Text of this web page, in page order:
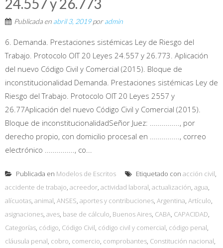
24.557 y 26.773
Publicada en abril 3, 2019poradmin
6. Demanda. Prestaciones sistémicas Ley de Riesgo del
Trabajo. Protocolo OIT 20 Leyes 24.557 y 26.773. Aplicación
del nuevo Código Civil y Comercial (2015). Bloque de
inconstitucionalidad Demanda. Prestaciones sistémicas Ley de
Riesgo del Trabajo. Protocolo OIT 20 Leyes 2557 y
26.77Aplicación del nuevo Código Civil y Comercial (2015).
Bloque de inconstitucionalidadSeñor Juez: ..............., por
derecho propio, con domicilio procesal en ..............., correo
electrónico ..............., co...
Publicada en Modelos de Escritos Etiquetado con acción civil,
accidente de trabajo, acreedor, actividad laboral, actualización, agua,
alícuotas, animal, ANSES, aportes y contribuciones, Argentina, Artículo,
asignaciones, aves, base de cálculo, Buenos Aires, CABA, CAPACIDAD,
Categorías, código, Código Civil, código civil y comercial, código penal,
cláusula penal, cobro, comercio, comprobantes, Constitución nacional,